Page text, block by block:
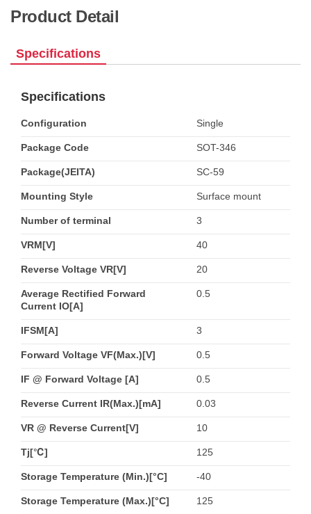
Product Detail
Specifications
Specifications
Configuration Single
Package Code SOT-346
Package(JEITA) SC-59
Mounting Style Surface mount
Number of terminal 3
VRM[V] 40
Reverse Voltage VR[V] 20
Average Rectified Forward
Current IO[A]
0.5
IFSM[A] 3
Forward Voltage VF(Max.)[V] 0.5
IF @ Forward Voltage [A] 0.5
Reverse Current IR(Max.)[mA] 0.03
VR @ Reverse Current[V] 10
Tj[℃] 125
Storage Temperature (Min.)[°C] -40
Storage Temperature (Max.)[°C] 125